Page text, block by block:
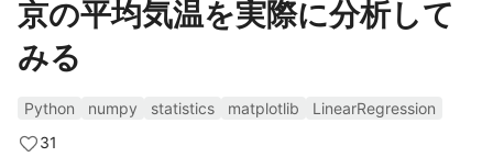
京の平均気温を実際に分析して
みる
Python numpy statistics matplotlib
LinearRegression
31